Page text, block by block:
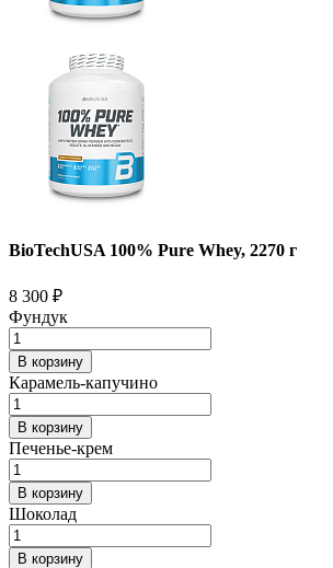
BioTechUSA 100% Pure Whey, 2270 г
8 300 ₽
Фундук
В корзину
Карамель-капучино
В корзину
Печенье-крем
В корзину
Шоколад
В корзину